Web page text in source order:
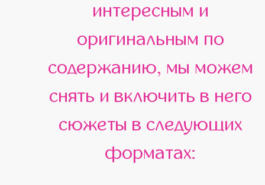
интересным и
оригинальным по
содержанию, мы можем
снять и включить в него
сюжеты в следующих
форматах: